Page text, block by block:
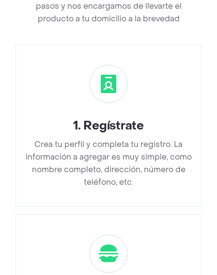
pasos y nos encargamos de llevarte el
producto a tu domicilio a la brevedad
1. Regístrate
Crea tu perfil y completa tu registro. La
información a agregar es muy simple, como
nombre completo, dirección, número de
teléfono, etc.